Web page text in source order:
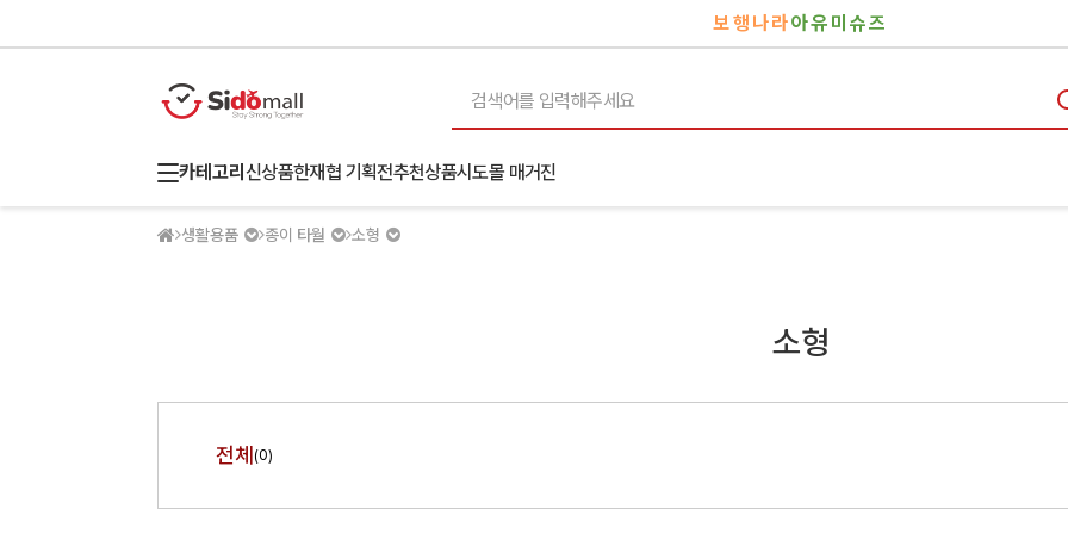
보행나라아유미슈즈
카테고리 신상품한재협 기획전추천상품시도몰 매거진
생활용품 종이 타월 소형
소형
전체 (0)